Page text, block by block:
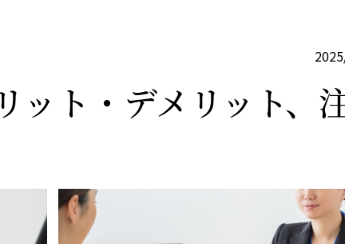
ット・デメリット、